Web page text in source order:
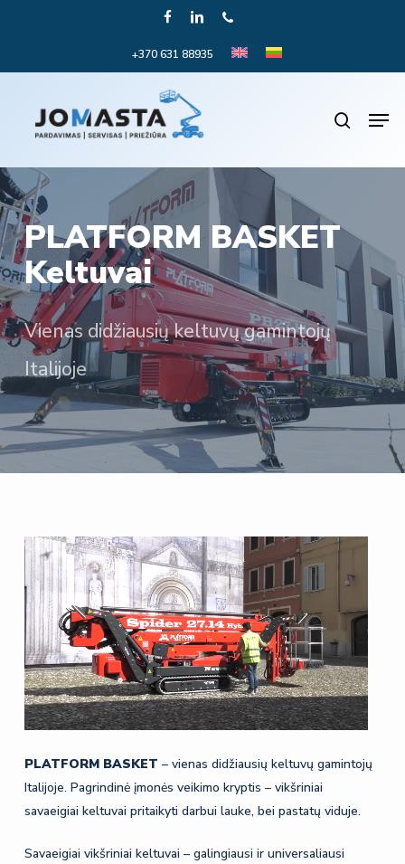
FACEBOOKLINKEDINPHONE
+370 631 88935
search
PLATFORM BASKET
Keltuvai
Vienas didžiausių keltuvų gamintojų
Italijoje
PLATFORM BASKET – vienas didžiausių keltuvų gamintojų
Italijoje. Pagrindinė įmonės veikimo kryptis – vikšriniai
savaeigiai keltuvai pritaikyti darbui lauke, bei pastatų viduje.
Savaeigiai vikšriniai keltuvai – galingiausi ir universaliausi